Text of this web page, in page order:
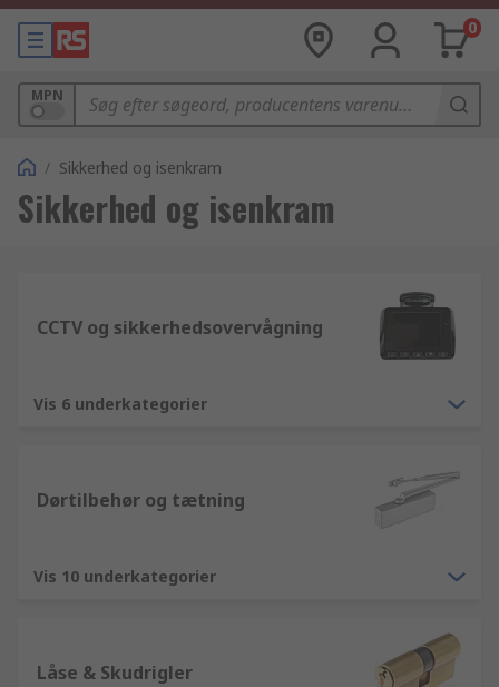
0
MPN
/ Sikkerhed og isenkram
Sikkerhed og isenkram
CCTV og sikkerhedsovervågning
Vis 6 underkategorier
Dørtilbehør og tætning
Vis 10 underkategorier
Låse & Skudrigler